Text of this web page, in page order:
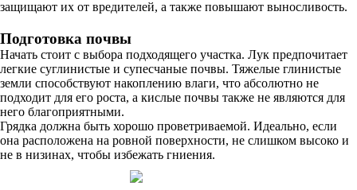
защищают их от вредителей, а также повышают выносливость.
Подготовка почвы
Начать стоит с выбора подходящего участка. Лук предпочитает
легкие суглинистые и супесчаные почвы. Тяжелые глинистые
земли способствуют накоплению влаги, что абсолютно не
подходит для его роста, а кислые почвы также не являются для
него благоприятными.
Грядка должна быть хорошо проветриваемой. Идеально, если
она расположена на ровной поверхности, не слишком высоко и
не в низинах, чтобы избежать гниения.